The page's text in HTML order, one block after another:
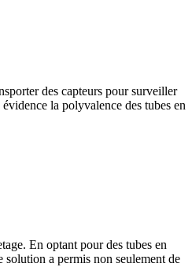
des capteurs pour surveiller
la polyvalence des tubes en
En optant pour des tubes en
solution a permis non seulement de